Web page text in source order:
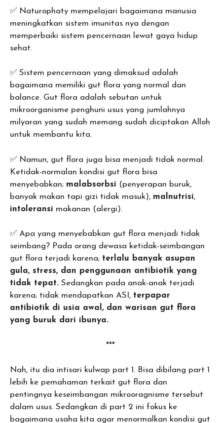
✅ Naturophaty mempelajari bagaimana manusia
meningkatkan sistem imunitas nya dengan
memperbaiki sistem pencernaan lewat gaya hidup
sehat.
✅ Sistem pencernaan yang dimaksud adalah
bagaimana memiliki gut flora yang normal dan
balance. Gut flora adalah sebutan untuk
mikroorganisme penghuni usus yang jumlahnya
milyaran yang sudah memang sudah diciptakan Alloh
untuk membantu kita.
✅ Namun, gut flora juga bisa menjadi tidak normal.
Ketidak-normalan kondisi gut flora bisa
menyebabkan; malabsorbsi (penyerapan buruk,
banyak makan tapi gizi tidak masuk), malnutrisi,
intoleransi makanan (alergi).
✅ Apa yang menyebabkan gut flora menjadi tidak
seimbang? Pada orang dewasa ketidak-seimbangan
gut flora terjadi karena; terlalu banyak asupan
gula, stress, dan penggunaan antibiotik yang
tidak tepat. Sedangkan pada anak-anak terjadi
karena; tidak mendapatkan ASI, terpapar
antibiotik di usia awal, dan warisan gut flora
yang buruk dari ibunya.
***
Nah, itu dia intisari kulwap part 1. Bisa dibilang part 1
lebih ke pemahaman terkait gut flora dan
pentingnya keseimbangan mikrooragnisme tersebut
dalam usus. Sedangkan di part 2 ini fokus ke
bagaimana usaha kita agar menormalkan kondisi gut